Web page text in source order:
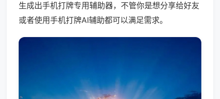
生成出手机打牌专用辅助器，不管你是想分享给好友
或者使用手机打牌AI辅助都可以满足需求。